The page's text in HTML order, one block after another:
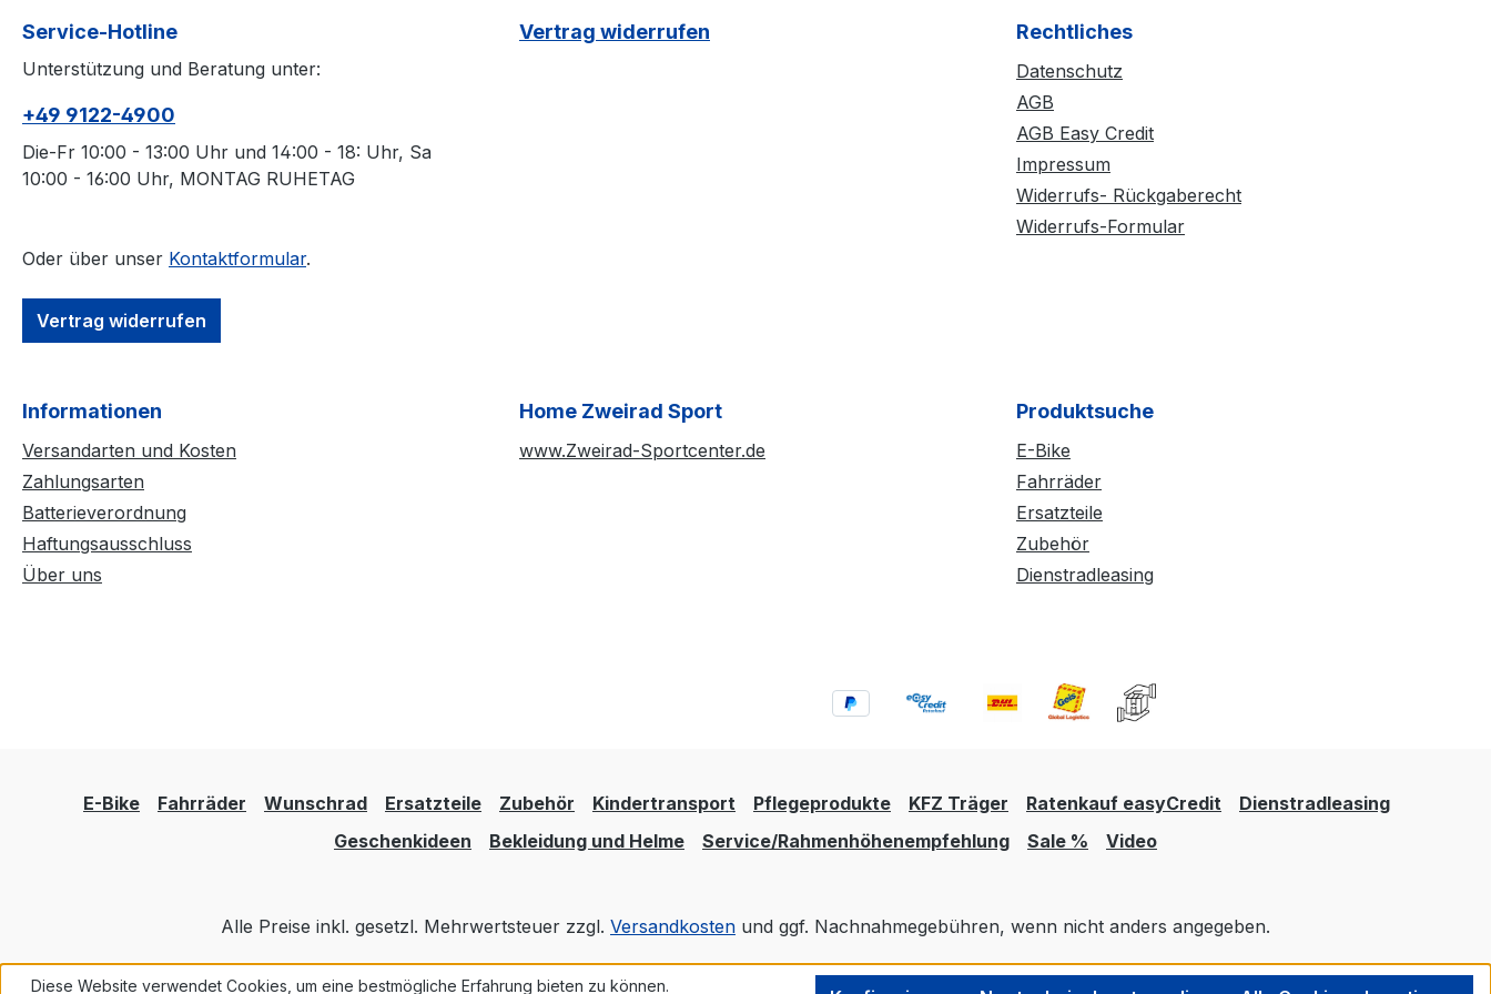
Laufrad.
Service-Hotline
Unterstützung und Beratung unter:
+49 9122-4900
Die-Fr 10:00 - 13:00 Uhr und 14:00 - 18: Uhr, Sa
10:00 - 16:00 Uhr, MONTAG RUHETAG
Oder über unser Kontaktformular.
Vertrag widerrufen
Vertrag widerrufen Rechtliches
Datenschutz
AGB
AGB Easy Credit
Impressum
Widerrufs- Rückgaberecht
Widerrufs-Formular
Informationen
Versandarten und Kosten
Zahlungsarten
Batterieverordnung
Haftungsausschluss
Über uns
Home Zweirad Sport
www.Zweirad-Sportcenter.de
Produktsuche
E-Bike
Fahrräder
Ersatzteile
Zubehör
Dienstradleasing
E-Bike Fahrräder Wunschrad Ersatzteile Zubehör Kindertransport Pflegeprodukte KFZ Träger Ratenkauf easyCredit
Dienstradleasing
Geschenkideen
Bekleidung und Helme Service/Rahmenhöhenempfehlung Sale % Video
Alle Preise inkl. gesetzl. Mehrwertsteuer zzgl. Versandkosten und ggf. Nachnahmegebühren, wenn nicht anders angegeben.
Realisiert mit Shopware
Diese Website verwendet Cookies, um eine bestmögliche Erfahrung bieten zu können.